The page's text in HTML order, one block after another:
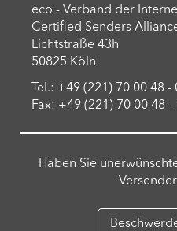
eco - Verband der
Certified Senders
Lichtstraße 43h
50825 Köln
Tel.: +49 (221) 70 00 48 -
Fax: +49 (221) 70 00 48 -
Haben Sie